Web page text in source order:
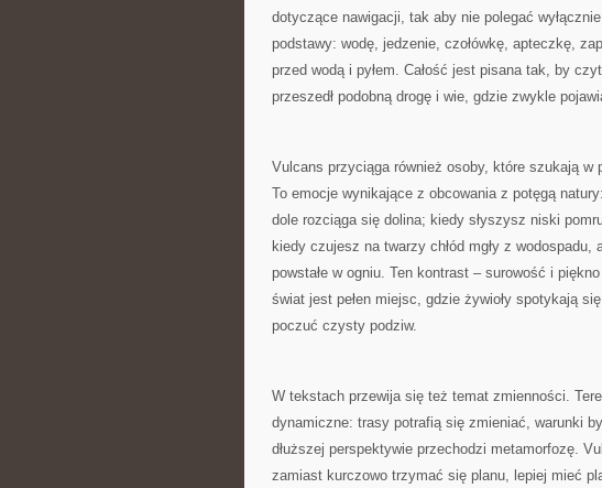
dotyczące nawigacji, tak aby nie polegać
podstawy: wodę, jedzenie, czołówkę, apteczkę,
przed wodą i pyłem. Całość jest pisana tak, by
przeszedł podobną drogę i wie, gdzie zwykle
Vulcans przyciąga również osoby, które szukają w
To emocje wynikające z obcowania z potęgą
dole rozciąga się dolina; kiedy słyszysz niski
kiedy czujesz na twarzy chłód mgły z
powstałe w ogniu. Ten kontrast – surowość i
świat jest pełen miejsc, gdzie żywioły spotykają
poczuć czysty podziw.
W tekstach przewija się też temat zmienności.
dynamiczne: trasy potrafią się zmieniać, warunki
dłuższej perspektywie przechodzi metamorfozę.
zamiast kurczowo trzymać się planu, lepiej mieć